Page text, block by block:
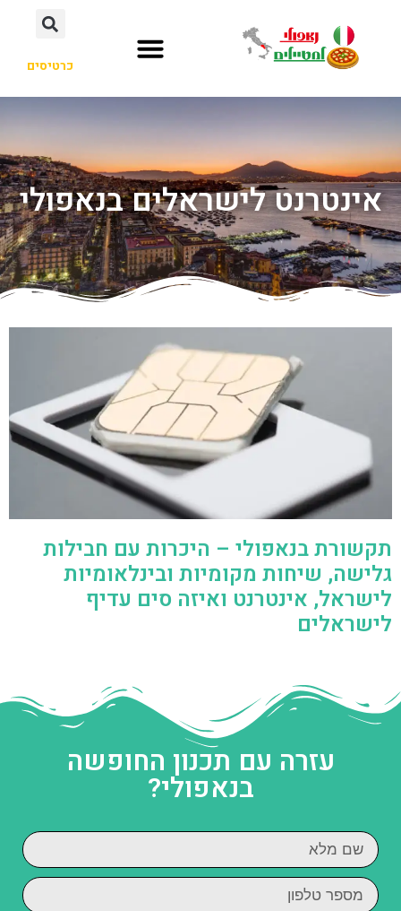
כרטיסים
אינטרנט לישראלים בנאפולי
תקשורת בנאפולי – היכרות עם חבילות
גלישה, שיחות מקומיות ובינלאומיות
לישראל, אינטרנט ואיזה סים עדיף
לישראלים
עזרה עם תכנון החופשה
בנאפולי?